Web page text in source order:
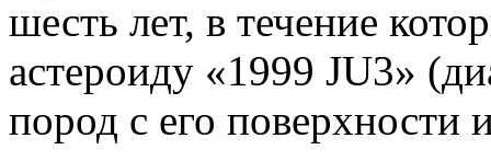
шесть лет, в течение
астероиду «1999 JU3»
пород с его поверхности